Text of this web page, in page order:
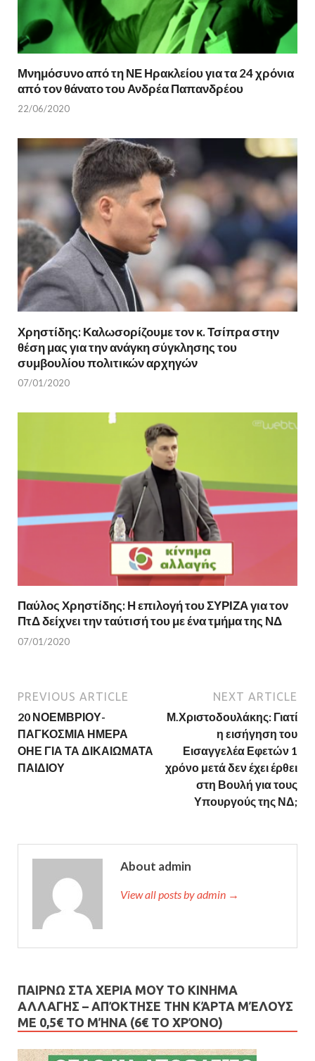
Μνημόσυνο από τη ΝΕ Ηρακλείου για τα 24 χρόνια
από τον θάνατο του Ανδρέα Παπανδρέου
22/06/2020
Χρηστίδης: Καλωσορίζουμε τον κ. Τσίπρα στην
θέση μας για την ανάγκη σύγκλησης του
συμβουλίου πολιτικών αρχηγών
07/01/2020
Παύλος Χρηστίδης: Η επιλογή του ΣΥΡΙΖΑ για τον
ΠτΔ δείχνει την ταύτισή του με ένα τμήμα της ΝΔ
07/01/2020
PREVIOUS ARTICLE
20 ΝΟΕΜΒΡΙΟΥ-
ΠΑΓΚΟΣΜΙΑ ΗΜΕΡΑ
ΟΗΕ ΓΙΑ ΤΑ ΔΙΚΑΙΩΜΑΤΑ
ΠΑΙΔΙΟΥ
NEXT ARTICLE
Μ.Χριστοδουλάκης: Γιατί
η εισήγηση του
Εισαγγελέα Εφετών 1
χρόνο μετά δεν έχει έρθει
στη Βουλή για τους
Υπουργούς της ΝΔ;
About admin
View all posts by admin →
ΠΑΙΡΝΩ ΣΤΑ ΧΕΡΙΑ ΜΟΥ ΤΟ ΚΙΝΗΜΑ
ΑΛΛΑΓΗΣ – AΠΌΚΤΗΣΕ ΤΗΝ ΚΆΡΤΑ ΜΈΛΟΥΣ
ΜΕ 0,5€ ΤΟ ΜΉΝΑ (6€ ΤΟ ΧΡΌΝΟ)